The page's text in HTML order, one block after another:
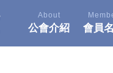
About
公會介紹 會員